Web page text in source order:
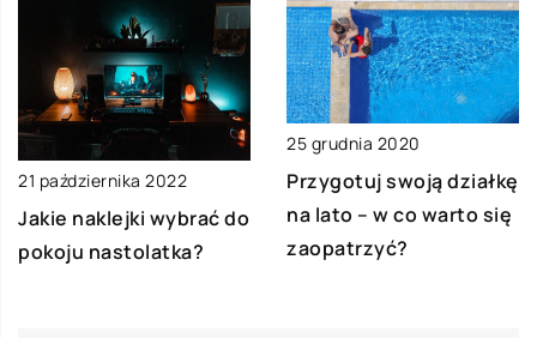
21 października 2022
Jakie naklejki wybrać do
pokoju nastolatka?
25 grudnia 2020
Przygotuj swoją działkę
na lato – w co warto się
zaopatrzyć?